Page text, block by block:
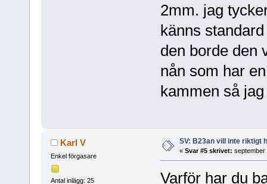
2mm. jag
känns
den borde den
nån som har
kammen så
Karl V
Enkel förgasare
Antal inlägg: 25
SV: B23an vill inte riktigt
« Svar #5 skrivet: september
Varför har du